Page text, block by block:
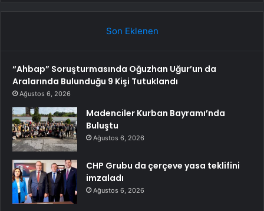
Son Eklenen
“Ahbap” Soruşturmasında Oğuzhan Uğur’un da
Aralarında Bulunduğu 9 Kişi Tutuklandı
Ağustos 6, 2026
Madenciler Kurban Bayramı’nda
Buluştu
Ağustos 6, 2026
CHP Grubu da çerçeve yasa teklifini
imzaladı
Ağustos 6, 2026